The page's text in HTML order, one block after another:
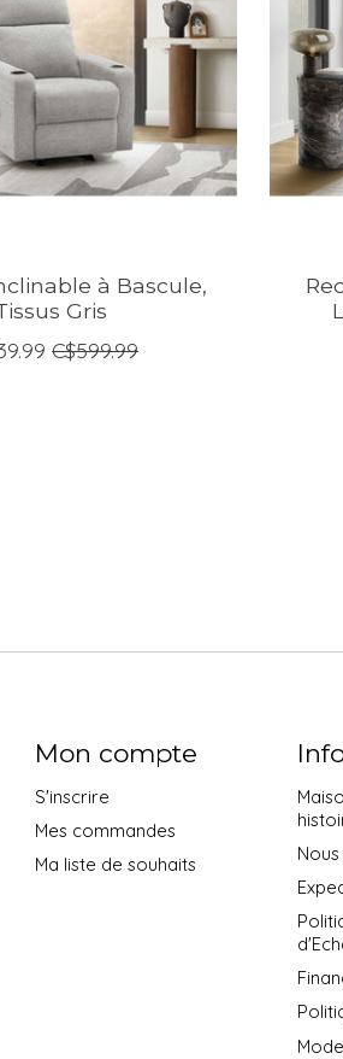
à Bascule,
Gris
C$599.99
Mon compte
S'inscrire
Mes commandes
Ma liste de souhaits